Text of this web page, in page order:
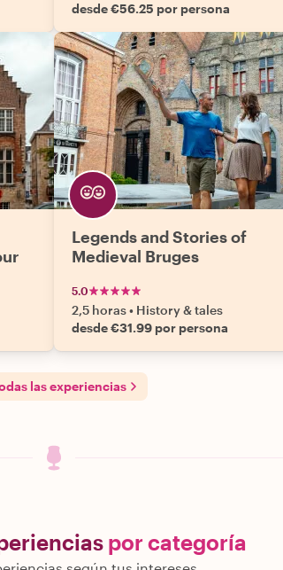
desde €56.25 por persona
Legends and Stories of
Medieval Bruges
5.0
2,5 horas• History & tales
desde €31.99 por persona
las experiencias
por categoría